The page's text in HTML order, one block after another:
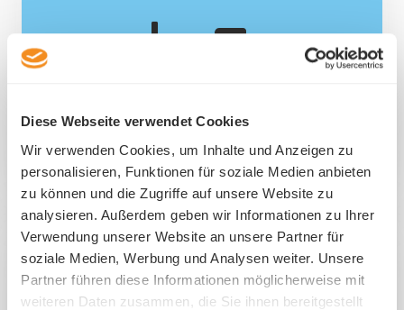
Diese Webseite verwendet Cookies
Wir verwenden Cookies, um Inhalte und Anzeigen zu
personalisieren, Funktionen für soziale Medien anbieten
zu können und die Zugriffe auf unsere Website zu
analysieren. Außerdem geben wir Informationen zu Ihrer
Verwendung unserer Website an unsere Partner für
soziale Medien, Werbung und Analysen weiter. Unsere
Partner führen diese Informationen möglicherweise mit
weiteren Daten zusammen, die Sie ihnen bereitgestellt
Jahren die höchste Wachstumsrate neu
gegründeter Unternehmen in der Schweiz.
Gründung im Eiltempo
Gründung im Eiltempo
Sind alle Voraussetzungen erfüllt, dauert eine
Firmengründung
in Luzern zwei bis drei Wochen.